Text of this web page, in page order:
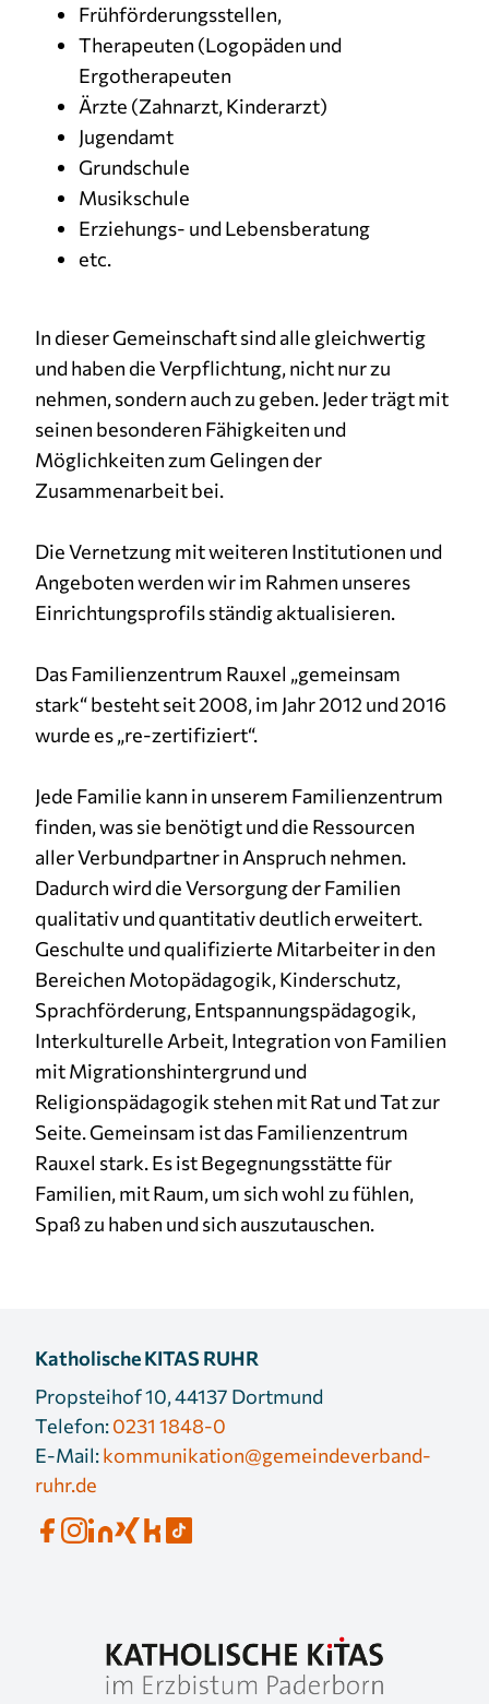
Frühförderungsstellen,
Therapeuten (Logopäden und
Ergotherapeuten
Ärzte (Zahnarzt, Kinderarzt)
Jugendamt
Grundschule
Musikschule
Erziehungs- und Lebensberatung
etc.
In dieser Gemeinschaft sind alle gleichwertig
und haben die Verpflichtung, nicht nur zu
nehmen, sondern auch zu geben. Jeder trägt mit
seinen besonderen Fähigkeiten und
Möglichkeiten zum Gelingen der
Zusammenarbeit bei.
Die Vernetzung mit weiteren Institutionen und
Angeboten werden wir im Rahmen unseres
Einrichtungsprofils ständig aktualisieren.
Das Familienzentrum Rauxel „gemeinsam
stark“ besteht seit 2008, im Jahr 2012 und 2016
wurde es „re-zertifiziert“.
Jede Familie kann in unserem Familienzentrum
finden, was sie benötigt und die Ressourcen
aller Verbundpartner in Anspruch nehmen.
Dadurch wird die Versorgung der Familien
qualitativ und quantitativ deutlich erweitert.
Geschulte und qualifizierte Mitarbeiter in den
Bereichen Motopädagogik, Kinderschutz,
Sprachförderung, Entspannungspädagogik,
Interkulturelle Arbeit, Integration von Familien
mit Migrationshintergrund und
Religionspädagogik stehen mit Rat und Tat zur
Seite. Gemeinsam ist das Familienzentrum
Rauxel stark. Es ist Begegnungsstätte für
Familien, mit Raum, um sich wohl zu fühlen,
Spaß zu haben und sich auszutauschen.
Katholische KITAS RUHR
Propsteihof 10, 44137 Dortmund
Telefon:0231 1848-0
E-Mail:kommunikation@gemeindeverband-
ruhr.de